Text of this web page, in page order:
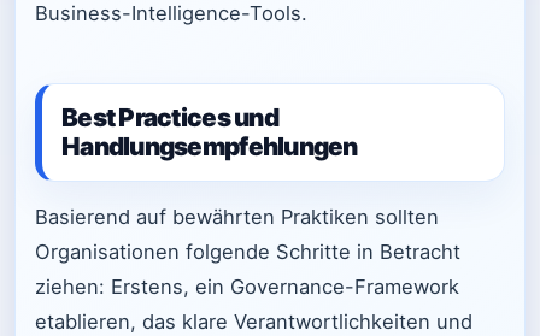
Business-Intelligence-Tools.
Best Practices und
Handlungsempfehlungen
Basierend auf bewährten Praktiken sollten
Organisationen folgende Schritte in Betracht
ziehen: Erstens, ein Governance-Framework
etablieren, das klare Verantwortlichkeiten und